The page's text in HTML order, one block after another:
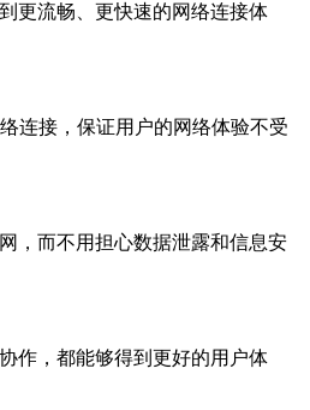
更流畅、更快速的网络连接体
连接，保证用户的网络体验不受
，而不用担心数据泄露和信息安
作，都能够得到更好的用户体